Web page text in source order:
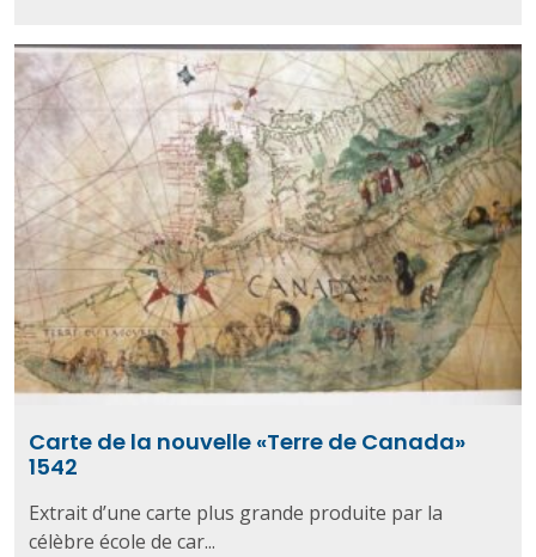
Carte de la nouvelle «Terre de Canada»
1542
Extrait d’une carte plus grande produite par la
célèbre école de car...